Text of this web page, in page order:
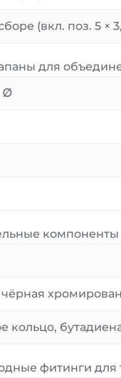
(вкл. поз. 5 ×
для
∅
чёрная
кольцо,
фитинги для